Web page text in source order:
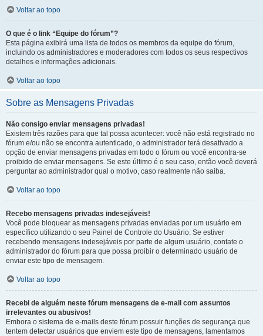
Voltar ao topo
O que é o link “Equipe do fórum”?
Esta página exibirá uma lista de todos os membros da equipe do fórum,
incluindo os administradores e moderadores com todos os seus respectivos
detalhes e informações adicionais.
Voltar ao topo
Sobre as Mensagens Privadas
Não consigo enviar mensagens privadas!
Existem três razões para que tal possa acontecer: você não está registrado no
fórum e/ou não se encontra autenticado, o administrador terá desativado a
opção de enviar mensagens privadas em todo o fórum ou você encontra-se
proibido de enviar mensagens. Se este último é o seu caso, então você deverá
perguntar ao administrador qual o motivo, caso realmente não saiba.
Voltar ao topo
Recebo mensagens privadas indesejáveis!
Você pode bloquear as mensagens privadas enviadas por um usuário em
específico utilizando o seu Painel de Controle do Usuário. Se estiver
recebendo mensagens indesejáveis por parte de algum usuário, contate o
administrador do fórum para que possa proibir o determinado usuário de
enviar este tipo de mensagem.
Voltar ao topo
Recebi de alguém neste fórum mensagens de e-mail com assuntos
irrelevantes ou abusivos!
Embora o sistema de e-mails deste fórum possuir funções de segurança que
tentem detectar usuários que enviem este tipo de mensagens, lamentamos